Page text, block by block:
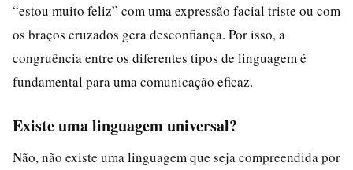
“estou muito feliz” com uma expressão facial triste ou com
os braços cruzados gera desconfiança. Por isso, a
congruência entre os diferentes tipos de linguagem é
fundamental para uma comunicação eficaz.
Existe uma linguagem universal?
Não, não existe uma linguagem que seja compreendida por